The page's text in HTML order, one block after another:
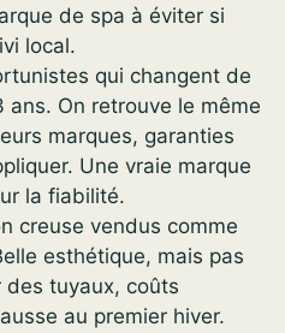
de spa à éviter si
local.
qui changent de
ans. On retrouve le même
marques, garanties
Une vraie marque
la fiabilité.
creuse vendus comme
esthétique, mais pas
des tuyaux, coûts
au premier hiver.